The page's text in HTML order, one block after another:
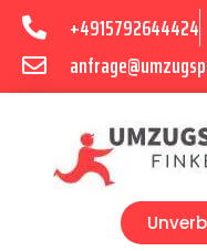
+4915792644424